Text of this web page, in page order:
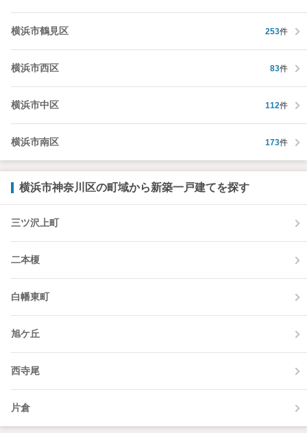
横浜市鶴見区 253件
横浜市西区 83件
横浜市中区 112件
横浜市南区 173件
横浜市神奈川区の町域から新築一戸建てを探す
三ツ沢上町
二本榎
白幡東町
旭ケ丘
西寺尾
片倉